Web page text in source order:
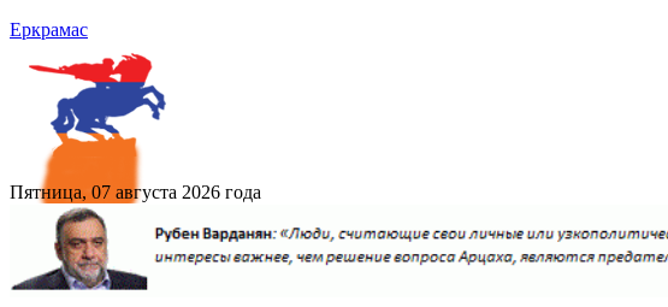
Еркрамас
Пятница, 07 августа 2026 года